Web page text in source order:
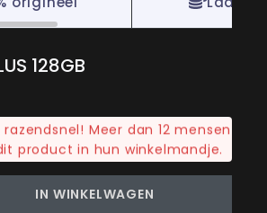
128GB
die als laatste zijn verkocht20 uur
Meer dan 12 mensen
product in hun winkelmandje.
IN WINKELWAGEN